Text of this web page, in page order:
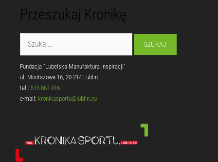
Przeszukaj Kronikę
Fundacja "Lubelska Manufaktura Inspiracji"
ul. Montażowa 16, 20-214 Lublin
tel.: 515 867 816
e-mail: kronikasportu@lublin.eu